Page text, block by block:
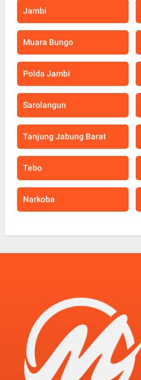
Jambi
Muara Bungo
Polda Jambi
Sarolangun
Tanjung Jabung Barat
Tebo
Narkoba